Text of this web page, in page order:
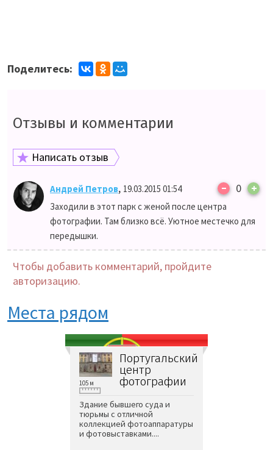
Поделитесь:
Отзывы и комментарии
Написать отзыв
Андрей Петров, 19.03.2015 01:54 – 0 +
Заходили в этот парк с женой после центра
фотографии. Там близко всё. Уютное местечко для
передышки.
Чтобы добавить комментарий, пройдите
авторизацию.
Места рядом
Португальский
центр
фотографии
105 м
Здание бывшего суда и
тюрьмы с отличной
коллекцией фотоаппаратуры
и фотовыставками....